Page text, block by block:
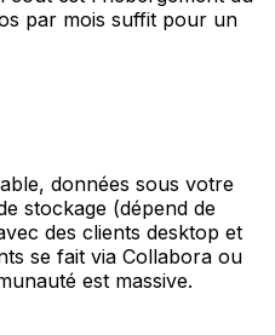
par mois suffit pour un
données sous votre
stockage (dépend de
des clients desktop et
se fait via Collabora ou
est massive.